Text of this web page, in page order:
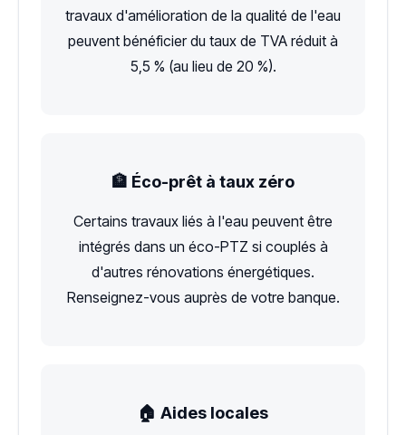
travaux d'amélioration de la qualité de l'eau
peuvent bénéficier du taux de TVA réduit à
5,5 % (au lieu de 20 %).
🏦 Éco-prêt à taux zéro
Certains travaux liés à l'eau peuvent être
intégrés dans un éco-PTZ si couplés à
d'autres rénovations énergétiques.
Renseignez-vous auprès de votre banque.
🏠 Aides locales